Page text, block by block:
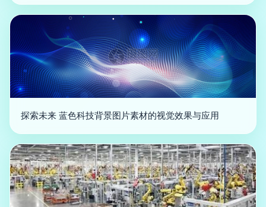
探索未来 蓝色科技背景图片素材的视觉效果与应用